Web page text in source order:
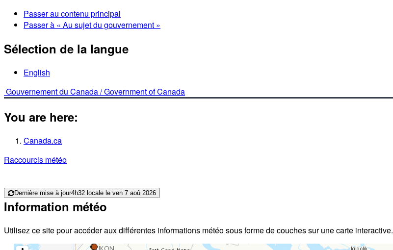
Passer au contenu principal
Passer à « Au sujet du gouvernement »
Sélection de la langue
English
Gouvernement du Canada /Government of Canada
You are here:
Canada.ca
Raccourcis météo
Dernière mise à jour4h32 locale le ven 7 aoû 2026
Information météo
Utilisez ce site pour accéder aux différentes informations météo sous forme de couches sur une carte interactive.